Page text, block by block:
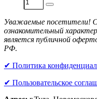
Уважаемые посетители!
ознакомительный
является публичной
РФ.
✔ Политика
✔ Пользовательское